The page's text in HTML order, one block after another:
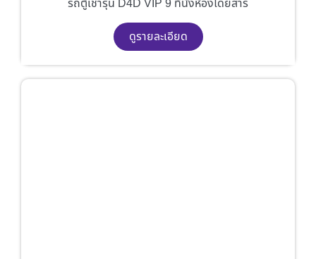
รถตู้เช่ารุ่น D4D VIP 9 ที่นั่งห้องโดยสาร
ดูรายละเอียด